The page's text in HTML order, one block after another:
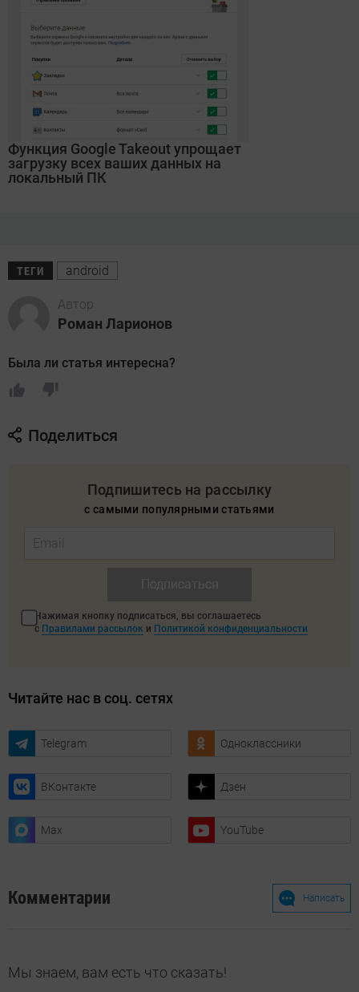
Функция Google Takeout упрощает
загрузку всех ваших данных на
локальный ПК
ТЕГИ android
Автор
Роман Ларионов
Была ли статья интересна?
Поделиться
Подпишитесь на рассылку
с самыми популярными статьями
Нажимая кнопку подписаться, вы соглашаетесь
с Правилами рассылок и Политикой конфиденциальности
Читайте нас в соц. сетях
Telegram Одноклассники
ВКонтакте Дзен
Max YouTube
Комментарии Написать
Мы знаем, вам есть что сказать!